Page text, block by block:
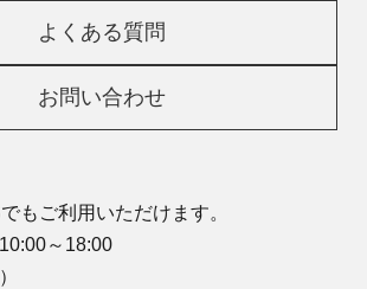
よくある質問
お問い合わせ
もご利用いただけます。
～18:00